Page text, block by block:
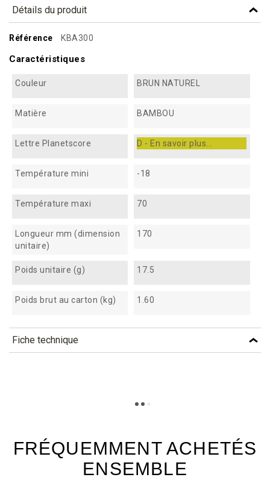
Détails du produit
Référence KBA300
Caractéristiques
Couleur BRUN NATUREL
Matière BAMBOU
Lettre Planetscore D - En savoir plus...
Température mini -18
Température maxi 70
Longueur mm (dimension
unitaire)
170
Poids unitaire (g) 17.5
Poids brut au carton (kg) 1.60
Fiche technique
FRÉQUEMMENT ACHETÉS
ENSEMBLE